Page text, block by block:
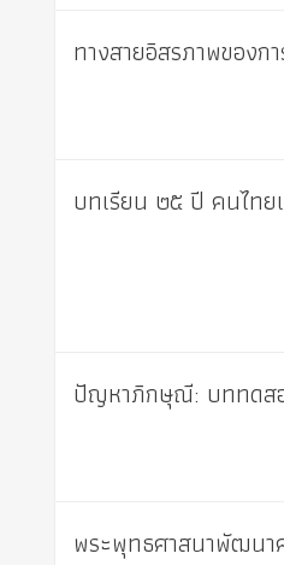
ทางสายอิสรภาพของก
บทเรียน ๒๕ ปี คนไทย
ปัญหาภิกษุณี: บททดส
พระพุทธศาสนาพัฒนา